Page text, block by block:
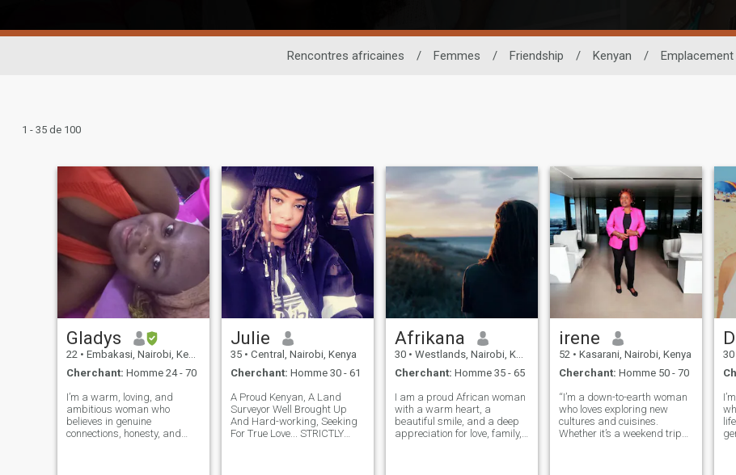
Rencontres africaines / Femmes / Friendship / Kenyan / Emplacement
1 - 35 de 100
Gladys
22 • Embakasi, Nairobi, Kenya
Cherchant: Homme 24 - 70
I’m a warm, loving, and
ambitious woman who
believes in genuine
connections, honesty, and
Julie
35 • Central, Nairobi, Kenya
Cherchant: Homme 30 - 61
A Proud Kenyan, A Land
Surveyor Well Brought Up
And Hard-working, Seeking
For True Love... STRICTLY
Afrikana
30 • Westlands, Nairobi, Kenya
Cherchant: Homme 35 - 65
I am a proud African woman
with a warm heart, a
beautiful smile, and a deep
appreciation for love, family,
irene
52 • Kasarani, Nairobi, Kenya
Cherchant: Homme 50 - 70
“I’m a down-to-earth woman
who loves exploring new
cultures and cuisines.
Whether it’s a weekend trip
30